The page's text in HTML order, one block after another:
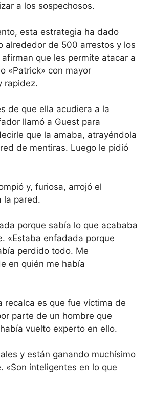
a los sospechosos.
esta estrategia ha dado
alrededor de 500 arrestos y los
que les permite atacar a
«Patrick» con mayor
rapidez.
de que ella acudiera a la
llamó a Guest para
que la amaba, atrayéndola
de mentiras. Luego le pidió
y, furiosa, arrojó el
la pared.
porque sabía lo que acababa
«Estaba enfadada porque
perdido todo. Me
en quién me había
recalca es que fue víctima de
parte de un hombre que
vuelto experto en ello.
y están ganando muchísimo
«Son inteligentes en lo que